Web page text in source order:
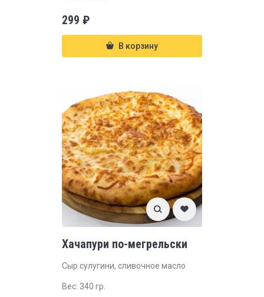
299 ₽
В корзину
Хачапури по-мегрельски
Сыр сулугини, сливочное масло
Вес: 340 гр.